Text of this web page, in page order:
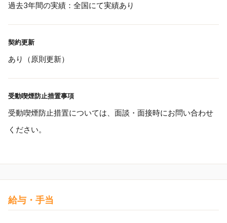
過去3年間の実績：全国にて実績あり
契約更新
あり（原則更新）
受動喫煙防止措置事項
受動喫煙防止措置については、面談・面接時にお問い合わせ
ください。
給与・手当